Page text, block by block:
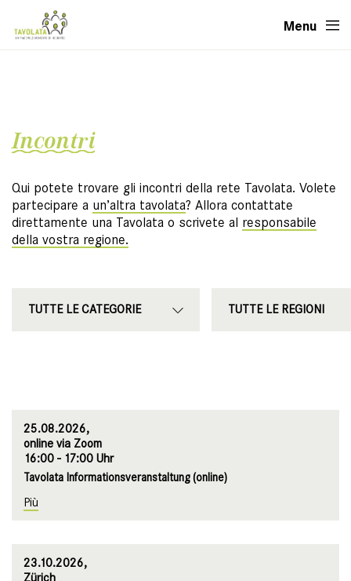
Menu
Incontri
Qui potete trovare gli incontri della rete Tavolata. Volete
partecipare a un’altra tavolata? Allora contattate
direttamente una Tavolata o scrivete al responsabile
della vostra regione.
TUTTE LE CATEGORIE
TUTTE LE REGIONI
25.08.2026,
online via Zoom
16:00 - 17:00 Uhr
Tavolata Informationsveranstaltung (online)
Più
23.10.2026,
Zürich